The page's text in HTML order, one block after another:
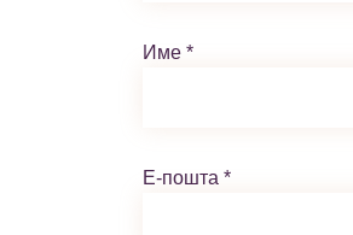
Име *
Е-пошта *